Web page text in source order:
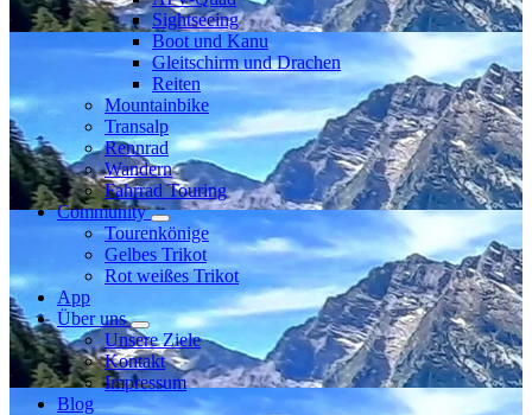
Sightseeing
Boot und Kanu
Gleitschirm und Drachen
Reiten
Mountainbike
Transalp
Rennrad
Wandern
Fahrrad Touring
Community
Tourenkönige
Gelbes Trikot
Rot weißes Trikot
App
Über uns
Unsere Ziele
Kontakt
Impressum
Blog